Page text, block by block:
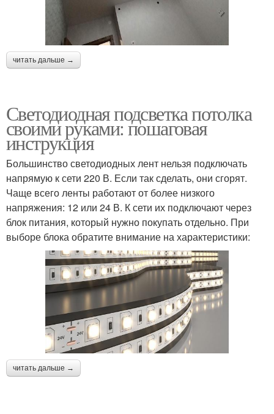
читать дальше →
Светодиодная подсветка потолка
своими руками: пошаговая
инструкция
Большинство светодиодных лент нельзя подключать
напрямую к сети 220 В. Если так сделать, они сгорят.
Чаще всего ленты работают от более низкого
напряжения: 12 или 24 В. К сети их подключают через
блок питания, который нужно покупать отдельно. При
выборе блока обратите внимание на характеристики:
читать дальше →